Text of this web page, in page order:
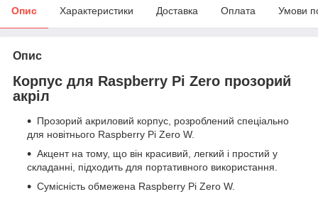
Опис Характеристики Доставка Оплата Умови
Опис
Корпус для Raspberry Pi Zero прозорий
акріл
Прозорий акриловий корпус, розроблений спеціально
для новітнього Raspberry Pi Zero W.
Акцент на тому, що він красивий, легкий і простий у
складанні, підходить для портативного використання.
Сумісність обмежена Raspberry Pi Zero W.